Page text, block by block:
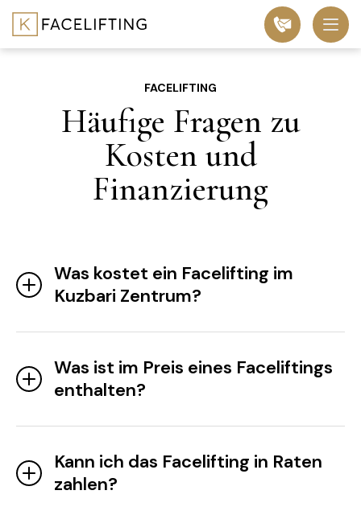
FACELIFTING
Häufige Fragen zu
Kosten und
Finanzierung
Was kostet ein Facelifting im
Kuzbari Zentrum?
Was ist im Preis eines Faceliftings
enthalten?
Kann ich das Facelifting in Raten
zahlen?